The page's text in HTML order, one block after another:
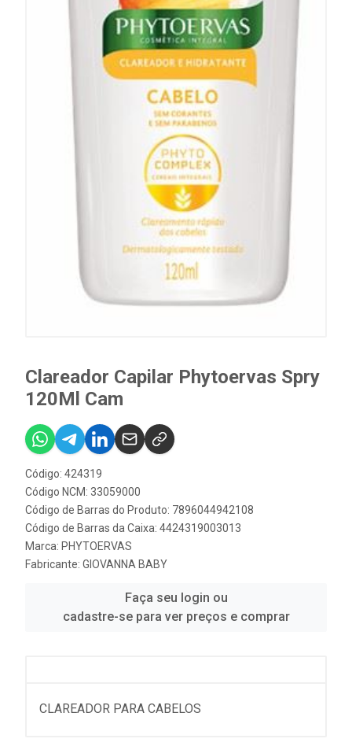
Clareador Capilar Phytoervas Spry
120Ml Cam
Código: 424319
Código NCM: 33059000
Código de Barras do Produto: 7896044942108
Código de Barras da Caixa: 4424319003013
Marca: PHYTOERVAS
Fabricante: GIOVANNA BABY
Faça seu login ou
cadastre-se para ver preços e comprar
CLAREADOR PARA CABELOS